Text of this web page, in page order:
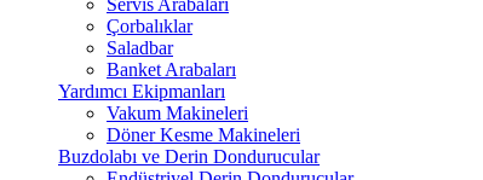
Servis Arabaları
Çorbalıklar
Saladbar
Banket Arabaları
Yardımcı Ekipmanları
Vakum Makineleri
Döner Kesme Makineleri
Buzdolabı ve Derin Dondurucular